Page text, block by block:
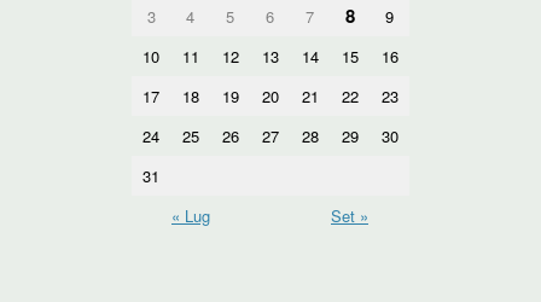
3
4 5 6 7 8
9
10
11 12 13 14 15
16
17
18 19 20 21 22
23
24
25 26 27 28 29
30
31
« Lug
Set »